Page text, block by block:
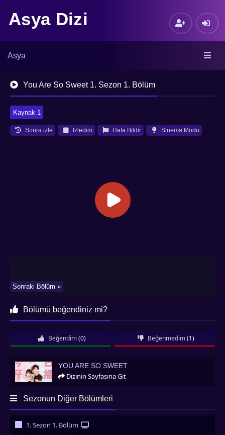
Asya Dizi
Asya
You Are So Sweet 1. Sezon 1. Bölüm
Kaynak 1
Sonra izle İzledim Hata Bildir Sinema Modu
Sonraki Bölüm »
Bölümü beğendiniz mi?
Beğendim (0) Beğenmedim (1)
You Are So Sweet
YOU ARE SO SWEET
Dizinin Sayfasına Git
Sezonun Diğer Bölümleri
1. Sezon 1. Bölüm